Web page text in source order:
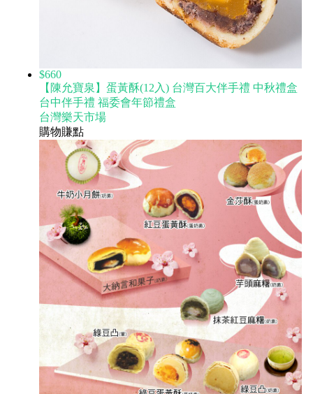
$660
【陳允寶泉】蛋黃酥(12入) 台灣百大伴手禮 中秋禮盒
台中伴手禮 福委會年節禮盒
台灣樂天市場
購物賺點